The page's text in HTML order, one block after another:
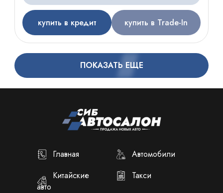
купить в кредит купить в Trade-In
ПОКАЗАТЬ ЕЩЕ
Главная
Автомобили
Китайские
авто
Такси